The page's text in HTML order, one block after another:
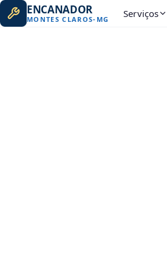
ENCANADOR
MONTES CLAROS- MG Serviços